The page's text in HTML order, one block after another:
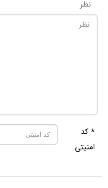
نظر
* کد
امنیتی